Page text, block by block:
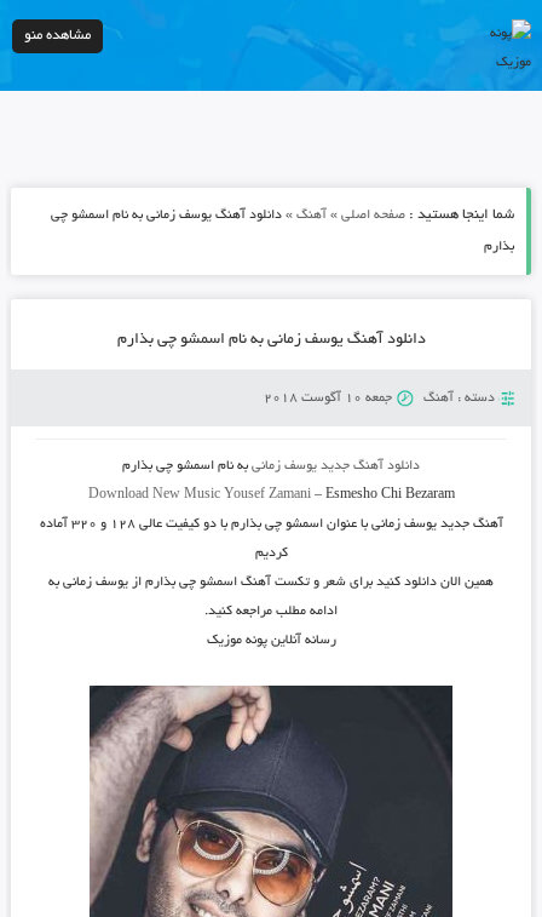
مشاهده منو
شما اینجا هستید : صفحه اصلی» آهنگ» دانلود آهنگ یوسف زمانی به نام اسمشو چی
بذارم
دانلود آهنگ یوسف زمانی به نام اسمشو چی بذارم
دسته : آهنگ جمعه 10 آگوست 2018
دانلود آهنگ جدید یوسف زمانیبه نام اسمشو چی بذارم
Download New Music Yousef Zamani– Esmesho Chi Bezaram
آهنگ جدیدیوسف زمانی با عنواناسمشو چی بذارم
با دو کیفیت عالی ۱۲۸ و ۳۲۰ آماده
کردیم
همین الان دانلود کنید برای شعر و تکست آهنگ اسمشو چی بذارم از یوسف زمانی به
ادامه مطلب مراجعه کنید.
رسانه آنلاین پونه موزیک